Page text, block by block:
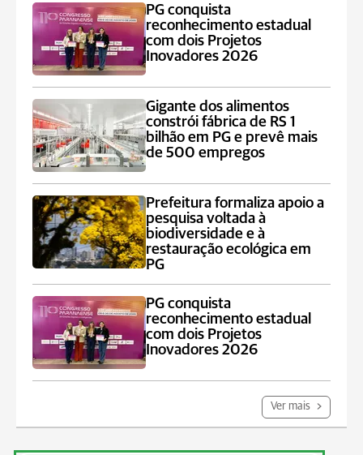
PG conquista
reconhecimento estadual
com dois Projetos
Inovadores 2026
Gigante dos alimentos
constrói fábrica de RS 1
bilhão em PG e prevê mais
de 500 empregos
Prefeitura formaliza apoio a
pesquisa voltada à
biodiversidade e à
restauração ecológica em
PG
PG conquista
reconhecimento estadual
com dois Projetos
Inovadores 2026
Ver mais